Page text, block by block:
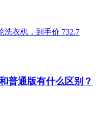
普通版有什么区别？